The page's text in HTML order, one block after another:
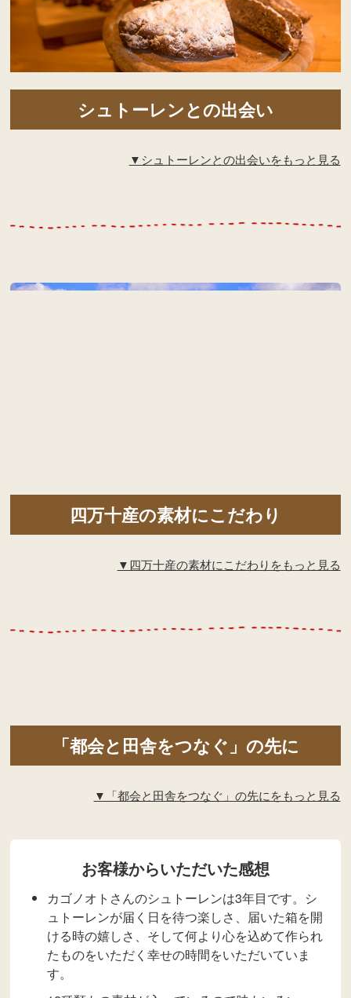
シュトーレンとの出会い
▼シュトーレンとの出会いをもっと見る
四万十産の素材にこだわり
▼四万十産の素材にこだわりをもっと見る
「都会と田舎をつなぐ」の先に